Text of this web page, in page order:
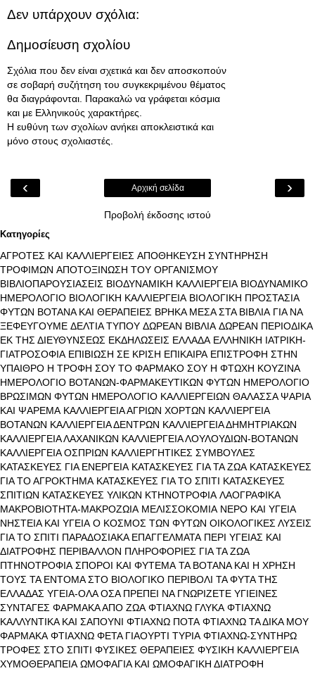
Δεν υπάρχουν σχόλια:
Δημοσίευση σχολίου
Σχόλια που δεν είναι σχετικά και δεν αποσκοπούν
σε σοβαρή συζήτηση του συγκεκριμένου θέματος
θα διαγράφονται. Παρακαλώ να γράφεται κόσμια
και με Ελληνικούς χαρακτήρες.
Η ευθύνη των σχολίων ανήκει αποκλειστικά και
μόνο στους σχολιαστές.
‹ ›
Αρχική σελίδα
Προβολή έκδοσης ιστού
Κατηγορίες
ΑΓΡΟΤΕΣ ΚΑΙ ΚΑΛΛΙΕΡΓΕΙΕΣ ΑΠΟΘΗΚΕΥΣΗ ΣΥΝΤΗΡΗΣΗ
ΤΡΟΦΙΜΩΝ ΑΠΟΤΟΞΙΝΩΣΗ ΤΟΥ ΟΡΓΑΝΙΣΜΟΥ
ΒΙΒΛΙΟΠΑΡΟΥΣΙΑΣΕΙΣ ΒΙΟΔΥΝΑΜΙΚΗ ΚΑΛΛΙΕΡΓΕΙΑ ΒΙΟΔΥΝΑΜΙΚΟ
ΗΜΕΡΟΛΟΓΙΟ ΒΙΟΛΟΓΙΚΗ ΚΑΛΛΙΕΡΓΕΙΑ ΒΙΟΛΟΓΙΚΗ ΠΡΟΣΤΑΣΙΑ
ΦΥΤΩΝ ΒΟΤΑΝΑ ΚΑΙ ΘΕΡΑΠΕΙΕΣ ΒΡΗΚΑ ΜΕΣΑ ΣΤΑ ΒΙΒΛΙΑ ΓΙΑ ΝΑ
ΞΕΦΕΥΓΟΥΜΕ ΔΕΛΤΙΑ ΤΥΠΟΥ ΔΩΡΕΑΝ ΒΙΒΛΙΑ ΔΩΡΕΑΝ ΠΕΡΙΟΔΙΚΑ
ΕΚ ΤΗΣ ΔΙΕΥΘΥΝΣΕΩΣ ΕΚΔΗΛΩΣΕΙΣ ΕΛΛΑΔΑ ΕΛΛΗΝΙΚΗ ΙΑΤΡΙΚΗ-
ΓΙΑΤΡΟΣΟΦΙΑ ΕΠΙΒΙΩΣΗ ΣΕ ΚΡΙΣΗ ΕΠΙΚΑΙΡΑ ΕΠΙΣΤΡΟΦΗ ΣΤΗΝ
ΥΠΑΙΘΡΟ Η ΤΡΟΦΗ ΣΟΥ ΤΟ ΦΑΡΜΑΚΟ ΣΟΥ Η ΦΤΩΧΗ ΚΟΥΖΙΝΑ
ΗΜΕΡΟΛΟΓΙΟ ΒΟΤΑΝΩΝ-ΦΑΡΜΑΚΕΥΤΙΚΩΝ ΦΥΤΩΝ ΗΜΕΡΟΛΟΓΙΟ
ΒΡΩΣΙΜΩΝ ΦΥΤΩΝ ΗΜΕΡΟΛΟΓΙΟ ΚΑΛΛΙΕΡΓΕΙΩΝ ΘΑΛΑΣΣΑ ΨΑΡΙΑ
ΚΑΙ ΨΑΡΕΜΑ ΚΑΛΛΙΕΡΓΕΙΑ ΑΓΡΙΩΝ ΧΟΡΤΩΝ ΚΑΛΛΙΕΡΓΕΙΑ
ΒΟΤΑΝΩΝ ΚΑΛΛΙΕΡΓΕΙΑ ΔΕΝΤΡΩΝ ΚΑΛΛΙΕΡΓΕΙΑ ΔΗΜΗΤΡΙΑΚΩΝ
ΚΑΛΛΙΕΡΓΕΙΑ ΛΑΧΑΝΙΚΩΝ ΚΑΛΛΙΕΡΓΕΙΑ ΛΟΥΛΟΥΔΙΩΝ-ΒΟΤΑΝΩΝ
ΚΑΛΛΙΕΡΓΕΙΑ ΟΣΠΡΙΩΝ ΚΑΛΛΙΕΡΓΗΤΙΚΕΣ ΣΥΜΒΟΥΛΕΣ
ΚΑΤΑΣΚΕΥΕΣ ΓΙΑ ΕΝΕΡΓΕΙΑ ΚΑΤΑΣΚΕΥΕΣ ΓΙΑ ΤΑ ΖΩΑ ΚΑΤΑΣΚΕΥΕΣ
ΓΙΑ ΤΟ ΑΓΡΟΚΤΗΜΑ ΚΑΤΑΣΚΕΥΕΣ ΓΙΑ ΤΟ ΣΠΙΤΙ ΚΑΤΑΣΚΕΥΕΣ
ΣΠΙΤΙΩΝ ΚΑΤΑΣΚΕΥΕΣ ΥΛΙΚΩΝ ΚΤΗΝΟΤΡΟΦΙΑ ΛΑΟΓΡΑΦΙΚΑ
ΜΑΚΡΟΒΙΟΤΗΤΑ-ΜΑΚΡΟΖΩΙΑ ΜΕΛΙΣΣΟΚΟΜΙΑ ΝΕΡΟ ΚΑΙ ΥΓΕΙΑ
ΝΗΣΤΕΙΑ ΚΑΙ ΥΓΕΙΑ Ο ΚΟΣΜΟΣ ΤΩΝ ΦΥΤΩΝ ΟΙΚΟΛΟΓΙΚΕΣ ΛΥΣΕΙΣ
ΓΙΑ ΤΟ ΣΠΙΤΙ ΠΑΡΑΔΟΣΙΑΚΑ ΕΠΑΓΓΕΛΜΑΤΑ ΠΕΡΙ ΥΓΕΙΑΣ ΚΑΙ
ΔΙΑΤΡΟΦΗΣ ΠΕΡΙΒΑΛΛΟΝ ΠΛΗΡΟΦΟΡΙΕΣ ΓΙΑ ΤΑ ΖΩΑ
ΠΤΗΝΟΤΡΟΦΙΑ ΣΠΟΡΟΙ ΚΑΙ ΦΥΤΕΜΑ ΤΑ ΒΟΤΑΝΑ ΚΑΙ Η ΧΡΗΣΗ
ΤΟΥΣ ΤΑ ΕΝΤΟΜΑ ΣΤΟ ΒΙΟΛΟΓΙΚΟ ΠΕΡΙΒΟΛΙ ΤΑ ΦΥΤΑ ΤΗΣ
ΕΛΛΑΔΑΣ ΥΓΕΙΑ-ΟΛΑ ΟΣΑ ΠΡΕΠΕΙ ΝΑ ΓΝΩΡΙΖΕΤΕ ΥΓΙΕΙΝΕΣ
ΣΥΝΤΑΓΕΣ ΦΑΡΜΑΚΑ ΑΠΟ ΖΩΑ ΦΤΙΑΧΝΩ ΓΛΥΚΑ ΦΤΙΑΧΝΩ
ΚΑΛΛΥΝΤΙΚΑ ΚΑΙ ΣΑΠΟΥΝΙ ΦΤΙΑΧΝΩ ΠΟΤΑ ΦΤΙΑΧΝΩ ΤΑ ΔΙΚΑ ΜΟΥ
ΦΑΡΜΑΚΑ ΦΤΙΑΧΝΩ ΦΕΤΑ ΓΙΑΟΥΡΤΙ ΤΥΡΙΑ ΦΤΙΑΧΝΩ-ΣΥΝΤΗΡΩ
ΤΡΟΦΕΣ ΣΤΟ ΣΠΙΤΙ ΦΥΣΙΚΕΣ ΘΕΡΑΠΕΙΕΣ ΦΥΣΙΚΗ ΚΑΛΛΙΕΡΓΕΙΑ
ΧΥΜΟΘΕΡΑΠΕΙΑ ΩΜΟΦΑΓΙΑ ΚΑΙ ΩΜΟΦΑΓΙΚΗ ΔΙΑΤΡΟΦΗ